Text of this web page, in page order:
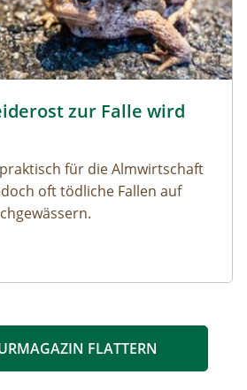
zur Falle wird
für die Almwirtschaft
oft tödliche Fallen auf
FLATTERN